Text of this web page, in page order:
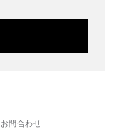
お問合わせ